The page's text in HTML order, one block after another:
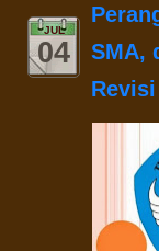
JUL
04
SMA,